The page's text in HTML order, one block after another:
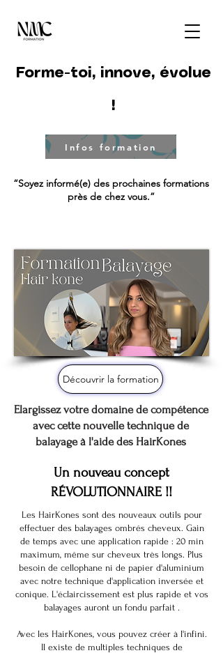
Forme-toi, innove, évolue
!
“Soyez informé(e) des prochaines formations
près de chez vous.”
Infos formation
Découvrir la formation
Elargissez votre domaine de compétence
avec cette nouvelle technique de
balayage à l'aide des HairKones
Un nouveau concept
RÉVOLUTIONNAIRE !!
Les HairKones sont des nouveaux outils pour
effectuer des balayages ombrés cheveux. Gain
de temps avec une application rapide : 20 min
maximum, même sur cheveux très longs. Plus
besoin de cellophane ni de papier d'aluminium
avec notre technique d'application inversée et
conique. L'éclaircissement est plus rapide et vos
balayages auront un fondu parfait .
Avec les HairKones, vous pouvez créer à l'infini.
Il existe de multiples techniques de